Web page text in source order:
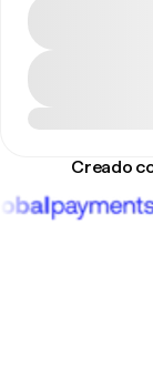
Creado